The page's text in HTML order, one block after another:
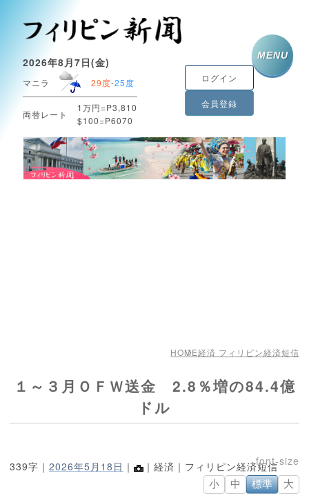
2026年8月7日(金)
マニラ 29度-25度
両替レート
1万円=P3,810
$100=P6070
ログイン
会員登録
MENU
HOME経済 フィリピン経済短信
１～３月ＯＦＷ送金 2.8％増の84.4億
ドル
339字｜ 2026年5月18日 ｜ ｜経済｜フィリピン経済短信
小 中 標準 大